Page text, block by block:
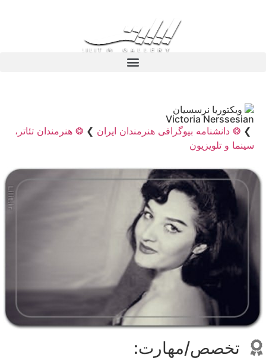
ویکتوریا نرسسیان
Victoria Nerssesian
❯ ❂ دانشنامه بیوگرافی هنرمندان ایران ❯ ❂ هنرمندان تئاتر،
سینما و تلویزیون
تخصص/مهارت: